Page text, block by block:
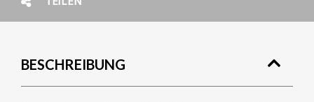
BESCHREIBUNG